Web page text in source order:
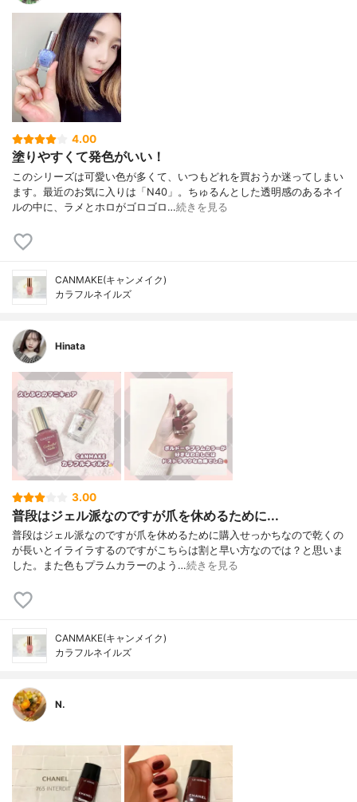
4.00
塗りやすくて発色がいい！
このシリーズは可愛い色が多くて、いつもどれを買おうか迷ってしまい
ます。最近のお気に入りは「N40」。ちゅるんとした透明感のあるネイ
ルの中に、ラメとホロがゴロゴロ…続きを見る
CANMAKE(キャンメイク)
カラフルネイルズ
Hinata
3.00
普段はジェル派なのですが爪を休めるために...
普段はジェル派なのですが爪を休めるために購入せっかちなので乾くの
が長いとイライラするのですがこちらは割と早い方なのでは？と思いま
した。また色もプラムカラーのよう…続きを見る
CANMAKE(キャンメイク)
カラフルネイルズ
N.